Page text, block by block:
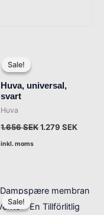
Sale!
Sale!
Huva, universal,
svart
Huva
1.656SEK
1.656 SEK.
1.279SEK
inkl. moms
Sale!
Sale!
Det
ursprungliga
priset
Det
priset